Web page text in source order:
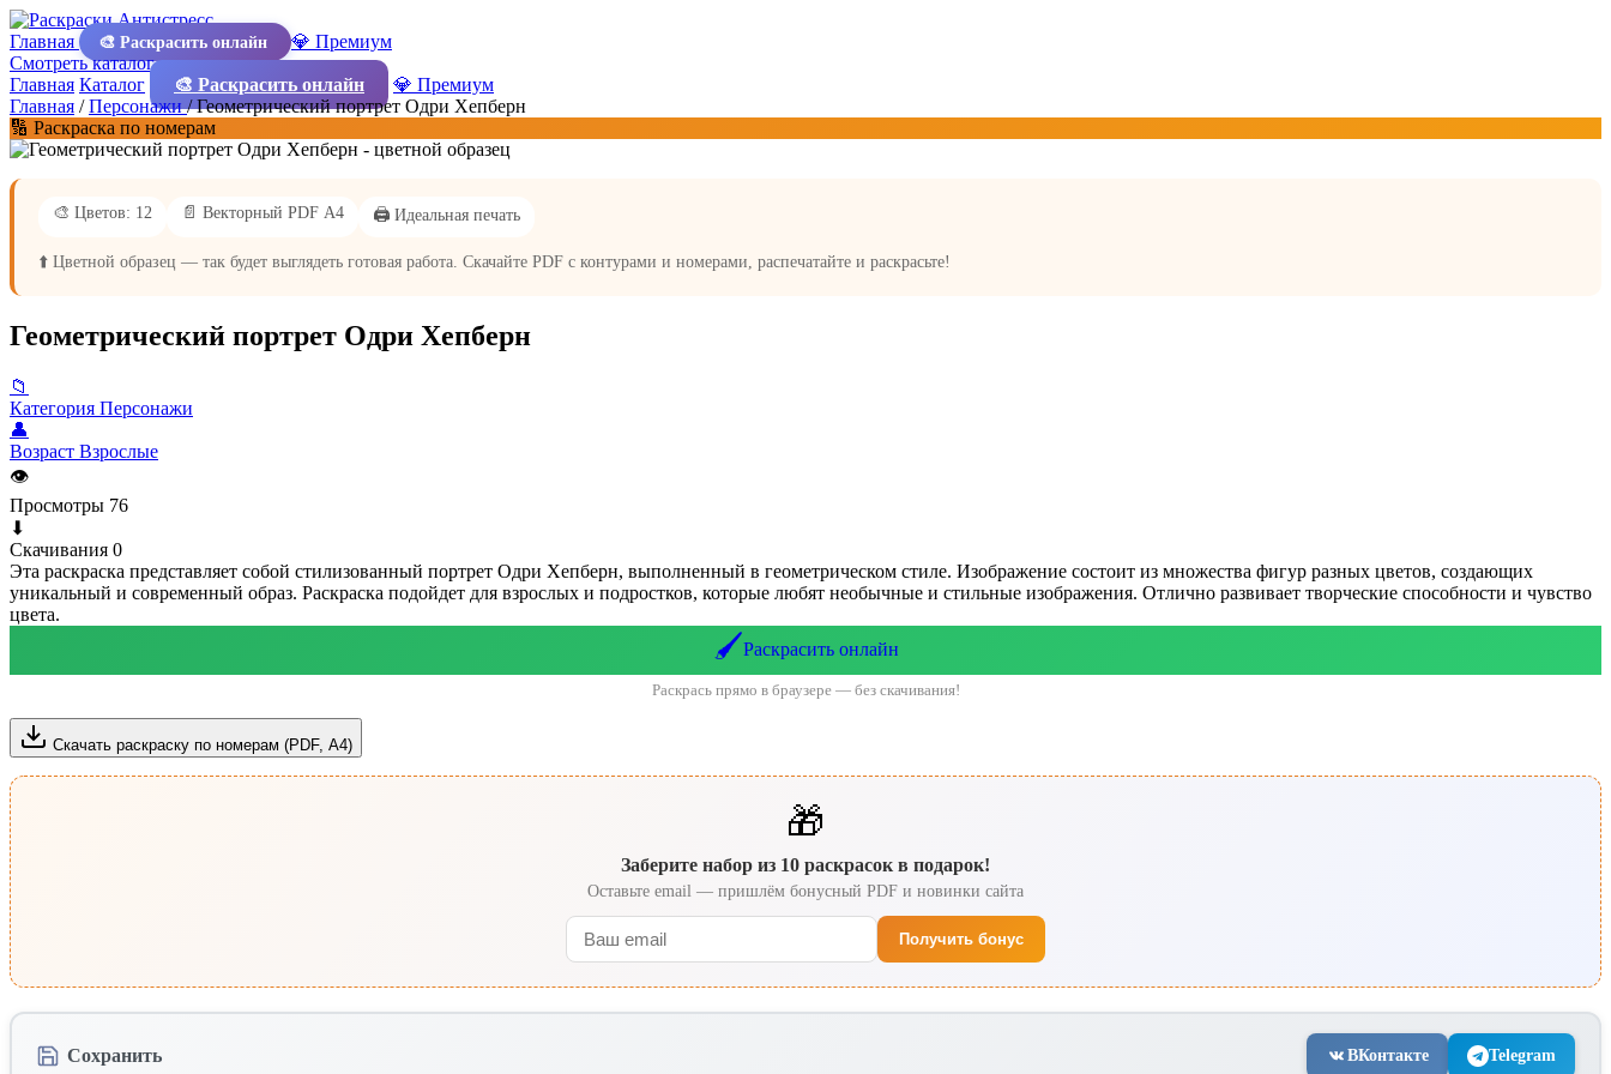
Главная 🎨 Раскрасить онлайн
💎 Премиум
Смотреть каталог
Главная Каталог 🎨 Раскрасить онлайн
💎 Премиум
Главная /Персонажи/Геометрический портрет Одри Хепберн
🔢 Раскраска по номерам
🎨 Цветов: 12 📄 Векторный PDF А4 🖨️ Идеальная печать
⬆️ Цветной образец — так будет выглядеть готовая работа. Скачайте PDF с контурами и номерами, распечатайте и раскрасьте!
Геометрический портрет Одри Хепберн
📁
Категория Персонажи
👤
Возраст Взрослые
👁
Просмотры 76
⬇
Скачивания 0
Эта раскраска представляет собой стилизованный портрет Одри Хепберн, выполненный в геометрическом стиле. Изображение состоит из множества фигур разных цветов, создающих
уникальный и современный образ. Раскраска подойдет для взрослых и подростков, которые любят необычные и стильные изображения. Отлично развивает творческие способности и чувство
цвета.
🖌️Раскрасить онлайн
Раскрась прямо в браузере — без скачивания!
Скачать раскраску по номерам (PDF, А4)
🎁
Заберите набор из 10 раскрасок в подарок!
Оставьте email — пришлём бонусный PDF и новинки сайта
Получить бонус
Сохранить ВКонтакте Telegram